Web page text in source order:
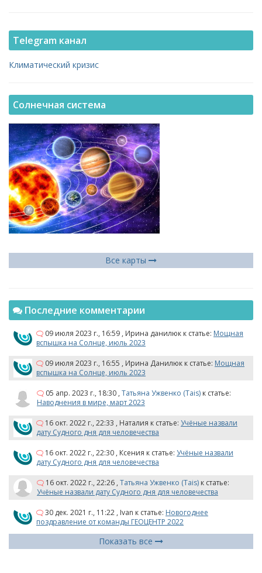
Telegram канал
Климатический кризис
Солнечная система
Все карты
Последние комментарии
09 июля 2023 г., 16:59 , Ирина данилюк к статье: Мощная
вспышка на Солнце, июль 2023
09 июля 2023 г., 16:55 , Ирина Данилюк к статье: Мощная
вспышка на Солнце, июль 2023
05 апр. 2023 г., 18:30 , Татьяна Ужвенко (Tais) к статье:
Наводнения в мире, март 2023
16 окт. 2022 г., 22:33 , Наталия к статье: Учёные назвали
дату Судного дня для человечества
16 окт. 2022 г., 22:30 , Ксения к статье: Учёные назвали
дату Судного дня для человечества
16 окт. 2022 г., 22:26 , Татьяна Ужвенко (Tais) к статье:
Учёные назвали дату Судного дня для человечества
30 дек. 2021 г., 11:22 , Ivan к статье: Новогоднее
поздравление от команды ГЕОЦЕНТР 2022
Показать все